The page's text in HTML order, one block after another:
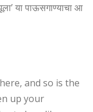
या पाऊसगाण्याचा आ
and so is the
up your